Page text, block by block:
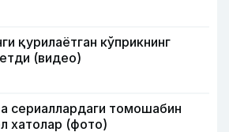
қурилаётган кўприкнинг
(видео)
сериаллардаги томошабин
хатолар (фото)